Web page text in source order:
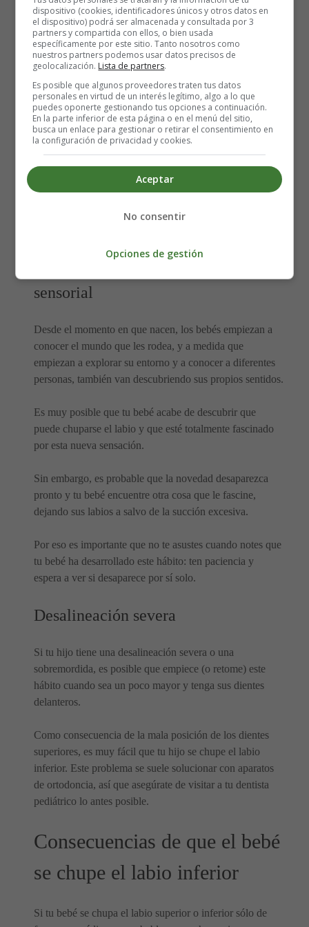
artificial o con leche materna.
Aunque puedes comprar alimentos infantiles listos para
comer en la tienda, te recomiendo que preparares tus
propios alimentos en casa. De este modo, puedes estar
segura de que no contiene cantidades excesivas de azúcar
ni otros añadidos que puedan perjudicar la salud de tu
bebé.
Cuando introduzcas nuevos alimentos a tu bebé, es
importante que no le hagas probar demasiadas cosas
alérgica, por ejemplo, será más difícil determinar cuál es
sensorial
Desde el momento en que nacen, los bebés empiezan a
conocer el mundo que les rodea, y a medida que
empiezan a explorar su entorno y a conocer a diferentes
personas, también van descubriendo sus propios sentidos.
Es muy posible que tu bebé acabe de descubrir que
puede chuparse el labio y que esté totalmente fascinado
por esta nueva sensación.
Sin embargo, es probable que la novedad desaparezca
pronto y tu bebé encuentre otra cosa que le fascine,
dejando sus labios a salvo de la succión excesiva.
Por eso es importante que no te asustes cuando notes que
tu bebé ha desarrollado este hábito: ten paciencia y
espera a ver si desaparece por sí solo.
Desalineación severa
Si tu hijo tiene una desalineación severa o una
sobremordida, es posible que empiece (o retome) este
hábito cuando sea un poco mayor y tenga sus dientes
delanteros.
Como consecuencia de la mala posición de los dientes
superiores, es muy fácil que tu hijo se chupe el labio
inferior. Este problema se suele solucionar con aparatos
de ortodoncia, así que asegúrate de visitar a tu dentista
pediátrico lo antes posible.
Consecuencias de que el bebé
se chupe el labio inferior
Si tu bebé se chupa el labio superior o inferior sólo de
dispositivo (cookies, identificadores únicos y otros datos en
el dispositivo) podrá ser almacenada y consultada por 3
partners y compartida con ellos, o bien usada
específicamente por este sitio. Tanto nosotros como
nuestros partners podemos usar datos precisos de
geolocalización. Lista de partners.
Es posible que algunos proveedores traten tus datos
personales en virtud de un interés legítimo, algo a lo que
puedes oponerte gestionando tus opciones a continuación.
En la parte inferior de esta página o en el menú del sitio,
busca un enlace para gestionar o retirar el consentimiento en
la configuración de privacidad y cookies.
Aceptar
No consentir
Opciones de gestión